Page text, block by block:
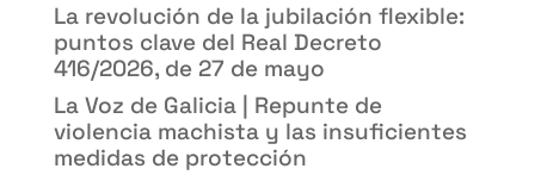
La revolución de la jubilación flexible:
puntos clave del Real Decreto
416/2026, de 27 de mayo
La Voz de Galicia | Repunte de
violencia machista y las insuficientes
medidas de protección